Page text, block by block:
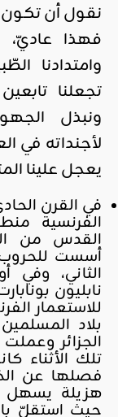
نقول أن تكون
فهذا عاديّ،
وامتدادنا
تجعلنا
ونبذل
لأجنداته في
يعجل علينا
في القرن
الفرنسية
القدس من
أسست للحروب
الثاني، وفي
نابليون
للاستعمار
بلاد
الجزائر
تلك
فصلها عن
هزيلة يسهل
حيث استقلّ